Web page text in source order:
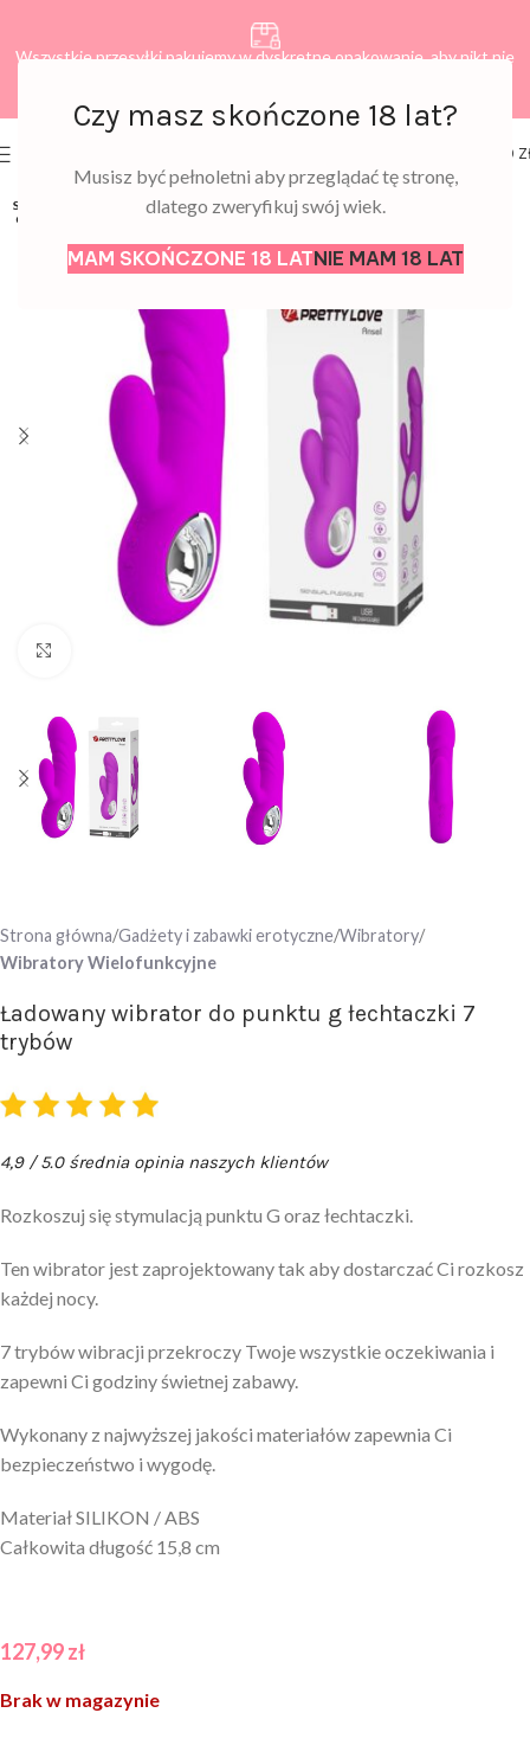
Czy masz skończone 18 lat?
Musisz być pełnoletni aby przeglądać tę stronę,
dlatego zweryfikuj swój wiek.
MAM SKOŃCZONE 18 LATNIE MAM 18 LAT
Wszystkie przesyłki pakujemy w dyskretne opakowanie, aby nikt nie
0,00
SOLD
OUT
Strona główna Gadżety i zabawki erotyczne Wibratory
Wibratory Wielofunkcyjne
Ładowany wibrator do punktu g łechtaczki 7
trybów
4,9 / 5.0 średnia opinia naszych klientów
Rozkoszuj się stymulacją punktu G oraz łechtaczki.
Ten wibrator jest zaprojektowany tak aby dostarczać Ci rozkosz
każdej nocy.
7 trybów wibracji przekroczy Twoje wszystkie oczekiwania i
zapewni Ci godziny świetnej zabawy.
Wykonany z najwyższej jakości materiałów zapewnia Ci
bezpieczeństwo i wygodę.
Materiał SILIKON / ABS
Całkowita długość 15,8 cm
127,99zł
Brak w magazynie